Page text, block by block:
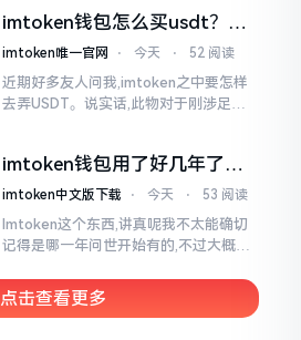
imtoken钱包怎么买usdt？老
手教你简单三步搞定
imtoken唯一官网 ⋅ 今天 ⋅ 52 阅读
近期好多友人问我,imtoken之中要怎样
去弄USDT。说实话,此物对于刚涉足币
imtoken钱包用了好几年了，
到底多少年了？
imtoken中文版下载 ⋅ 今天 ⋅ 53 阅读
Imtoken这个东西,讲真呢我不太能确切
记得是哪一年问世开始有的,不过大概在
变得热门起来了,一直到现如今大概差不
多快要十年的时间了。
点击查看更多